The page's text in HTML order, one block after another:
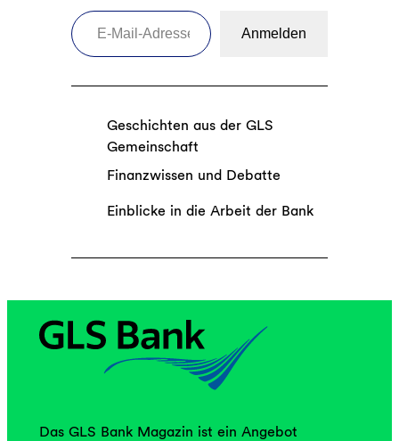
E-Mail-Adresse eingeben
Anmelden
Geschichten aus der GLS
Gemeinschaft
Finanzwissen und Debatte
Einblicke in die Arbeit der Bank
Das GLS Bank Magazin ist ein Angebot